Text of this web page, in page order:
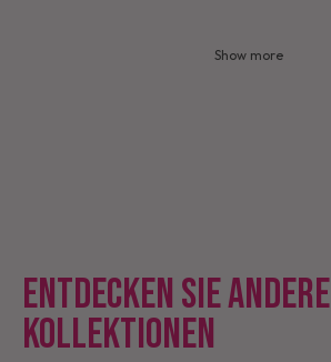
Show more
ENTDECKEN SIE ANDERE
KOLLEKTIONEN